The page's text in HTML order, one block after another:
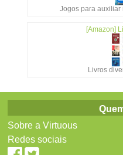
Jogos para auxiliar
[Amazon]
Livros
Sobre a Virtuous
Redes sociais